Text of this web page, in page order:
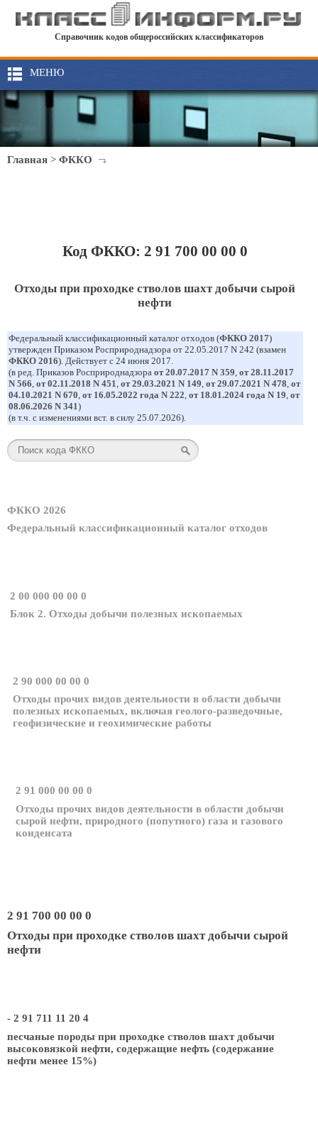
Справочник кодов общероссийских классификаторов
МЕНЮ
Главная > ФККО
Код ФККО: 2 91 700 00 00 0
Отходы при проходке стволов шахт добычи сырой
нефти
Федеральный классификационный каталог отходов (ФККО 2017)
утвержден Приказом Росприроднадзора от 22.05.2017 N 242 (взамен
ФККО 2016). Действует с 24 июня 2017.
(в ред. Приказов Росприроднадзора от 20.07.2017 N 359, от 28.11.2017
N 566, от 02.11.2018 N 451, от 29.03.2021 N 149, от 29.07.2021 N 478, от
04.10.2021 N 670, от 16.05.2022 года N 222, от 18.01.2024 года N 19, от
08.06.2026 N 341)
(в т.ч. с изменениями вст. в силу 25.07.2026).
ФККО 2026
Федеральный классификационный каталог отходов
2 00 000 00 00 0
Блок 2. Отходы добычи полезных ископаемых
2 90 000 00 00 0
Отходы прочих видов деятельности в области добычи
полезных ископаемых, включая геолого-разведочные,
геофизические и геохимические работы
2 91 000 00 00 0
Отходы прочих видов деятельности в области добычи
сырой нефти, природного (попутного) газа и газового
конденсата
2 91 700 00 00 0
Отходы при проходке стволов шахт добычи сырой
нефти
- 2 91 711 11 20 4
песчаные породы при проходке стволов шахт добычи
высоковязкой нефти, содержащие нефть (содержание
нефти менее 15%)